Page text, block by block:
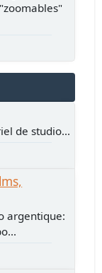
de studio...
argentique: